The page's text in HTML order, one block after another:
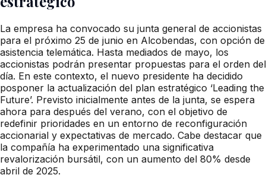
La empresa ha convocado su junta general de accionistas
para el próximo 25 de junio en Alcobendas, con opción de
asistencia telemática. Hasta mediados de mayo, los
accionistas podrán presentar propuestas para el orden del
día. En este contexto, el nuevo presidente ha decidido
posponer la actualización del plan estratégico ‘Leading the
Future’. Previsto inicialmente antes de la junta, se espera
ahora para después del verano, con el objetivo de
redefinir prioridades en un entorno de reconfiguración
accionarial y expectativas de mercado. Cabe destacar que
la compañía ha experimentado una significativa
revalorización bursátil, con un aumento del 80% desde
abril de 2025.